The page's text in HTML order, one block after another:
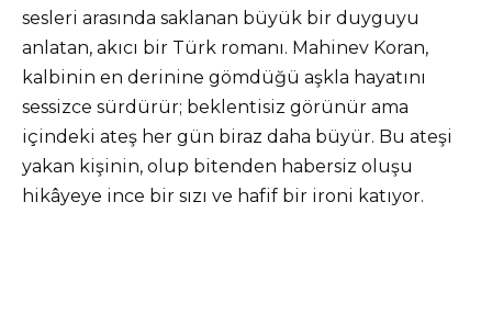
sesleri arasında saklanan büyük bir duyguyu
anlatan, akıcı bir Türk romanı. Mahinev Koran,
kalbinin en derinine gömdüğü aşkla hayatını
sessizce sürdürür; beklentisiz görünür ama
içindeki ateş her gün biraz daha büyür. Bu ateşi
yakan kişinin, olup bitenden habersiz oluşu
hikâyeye ince bir sızı ve hafif bir ironi katıyor.